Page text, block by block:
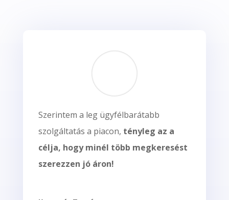
Szerintem a leg ügyfélbarátabb
szolgáltatás a piacon, tényleg az a
célja, hogy minél több megkeresést
szerezzen jó áron!